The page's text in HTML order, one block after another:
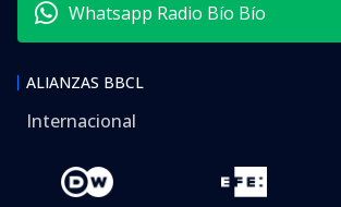
Whatsapp Radio Bío Bío
ALIANZAS BBCL
Internacional